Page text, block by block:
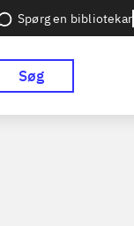
Spørg en bibliotekar
Søg